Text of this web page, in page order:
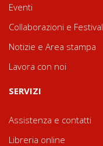
Eventi
Collaborazioni e Festival
Notizie e Area stampa
Lavora con noi
SERVIZI
Assistenza e contatti
Libreria online